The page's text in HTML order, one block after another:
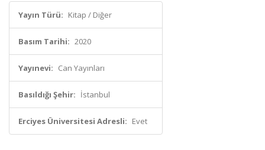
Yayın Türü: Kitap / Diğer
Basım Tarihi: 2020
Yayınevi: Can Yayınları
Basıldığı Şehir: İstanbul
Erciyes Üniversitesi Adresli: Evet